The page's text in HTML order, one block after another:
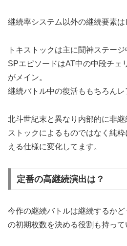
継続率システム以外の継続要素は
トキストックは主に闘神ステージ
SPエピソードはAT中の中段チェ
がメイン。
継続バトル中の復活ももちろんレ
北斗世紀末と異なり内部的に非
ストックによるものではなく純
える仕様に変化してます。
定番の高継続演出は？
今作の継続バトルは継続するか
の初期枚数を決める役割も持って